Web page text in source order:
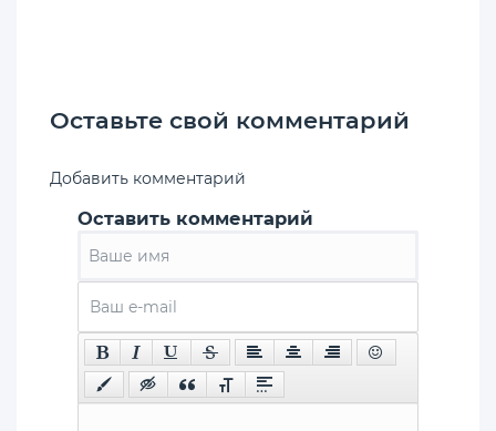
Оставьте свой комментарий
Добавить комментарий
Оставить комментарий